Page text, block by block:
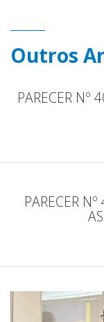
Outros
PARECER Nº
PARECER